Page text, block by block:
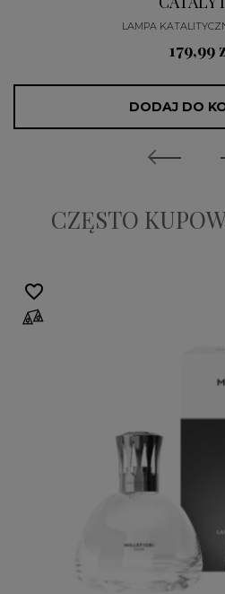
LAMPA
179,99
DODAJ DO
CZĘSTO
favorite_border